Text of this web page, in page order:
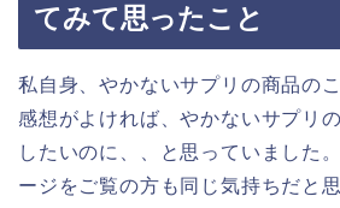
てみて思ったこと
私自身、やかないサプリの商品の
感想がよければ、やかないサプリ
したいのに、、と思っていました
ージをご覧の方も同じ気持ちだと